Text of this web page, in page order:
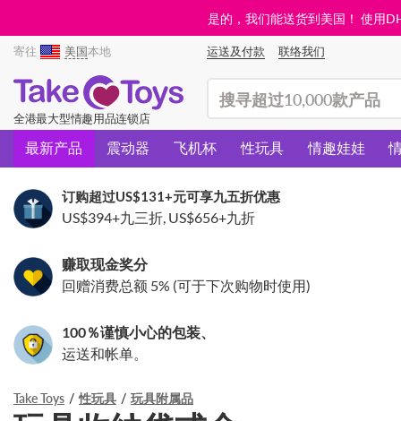
是的，我们能送货到美国！ 使用
寄往 美国本地 运送及付款 联络我们
全港最大型情趣用品连锁店
最新产品 震动器 飞机杯 性玩具 情趣娃娃
订购超过US$131+元可享九五折优惠
US$394+九三折, US$656+九折
赚取现金奖分
回赠消费总额 5% (可于下次购物时使用)
100％谨慎小心的包装、
运送和帐单。
Take Toys 性玩具 玩具附属品